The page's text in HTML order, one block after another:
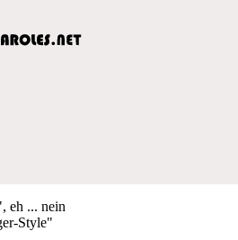
eh ... nein
Style"